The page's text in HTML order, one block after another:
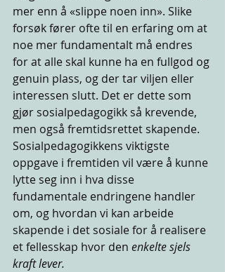
mer enn å «slippe noen inn». Slike
forsøk fører ofte til en erfaring om at
noe mer fundamentalt må endres
for at alle skal kunne ha en fullgod og
genuin plass, og der tar viljen eller
interessen slutt. Det er dette som
gjør sosialpedagogikk så krevende,
men også fremtidsrettet skapende.
Sosialpedagogikkens viktigste
oppgave i fremtiden vil være å kunne
lytte seg inn i hva disse
fundamentale endringene handler
om, og hvordan vi kan arbeide
skapende i det sosiale for å realisere
et fellesskap hvor den enkelte sjels
kraft lever.